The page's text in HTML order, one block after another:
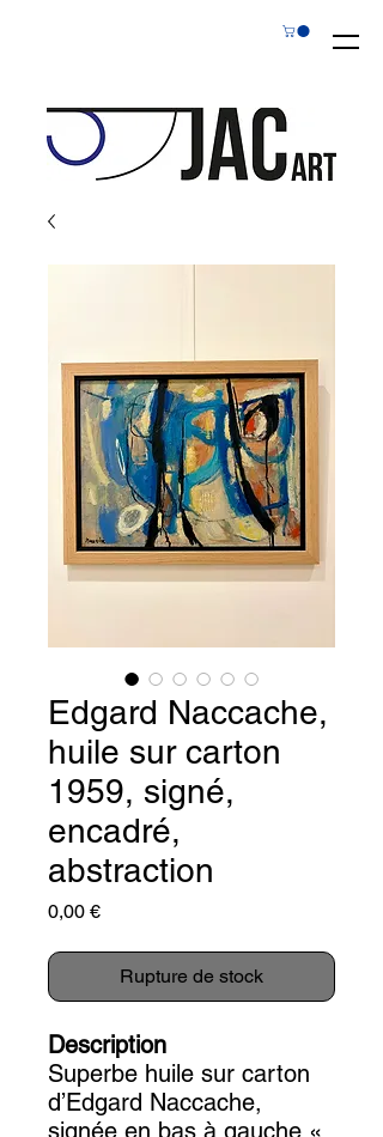
Edgard Naccache,
huile sur carton
1959, signé,
encadré,
abstraction
0,00 €Prix
Rupture de stock
Description
Superbe huile sur carton
d’Edgard Naccache,
signée en bas à gauche «